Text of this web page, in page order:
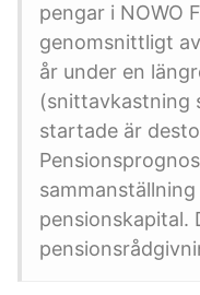
pengar i NOWO
genomsnittligt
år under en
(snittavkastning
startade är
pensionskapital.